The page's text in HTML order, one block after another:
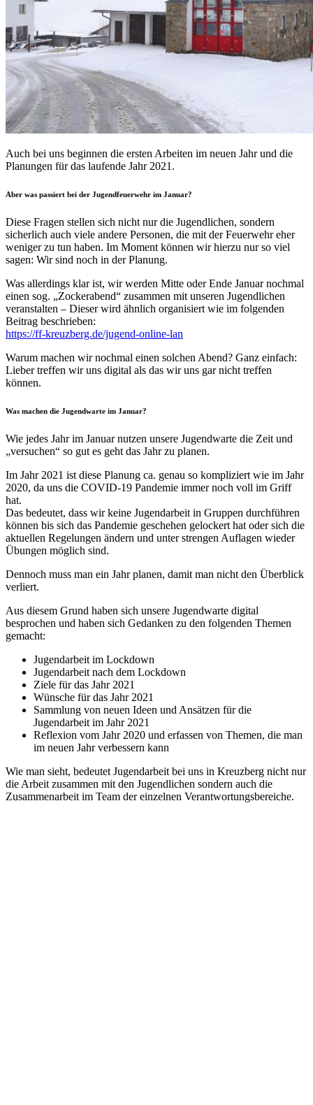
Auch bei uns beginnen die ersten Arbeiten im neuen Jahr und die
Planungen für das laufende Jahr 2021.
Aber was passiert bei der Jugendfeuerwehr im Januar?
Diese Fragen stellen sich nicht nur die Jugendlichen, sondern
sicherlich auch viele andere Personen, die mit der Feuerwehr eher
weniger zu tun haben. Im Moment können wir hierzu nur so viel
sagen: Wir sind noch in der Planung.
Was allerdings klar ist, wir werden Mitte oder Ende Januar nochmal
einen sog. „Zockerabend“ zusammen mit unseren Jugendlichen
veranstalten – Dieser wird ähnlich organisiert wie im folgenden
Beitrag beschrieben:
https://ff-kreuzberg.de/jugend-online-lan
Warum machen wir nochmal einen solchen Abend? Ganz einfach:
Lieber treffen wir uns digital als das wir uns gar nicht treffen
können.
Was machen die Jugendwarte im Januar?
Wie jedes Jahr im Januar nutzen unsere Jugendwarte die Zeit und
„versuchen“ so gut es geht das Jahr zu planen.
Im Jahr 2021 ist diese Planung ca. genau so kompliziert wie im Jahr
2020, da uns die COVID-19 Pandemie immer noch voll im Griff
hat.
Das bedeutet, dass wir keine Jugendarbeit in Gruppen durchführen
können bis sich das Pandemie geschehen gelockert hat oder sich die
aktuellen Regelungen ändern und unter strengen Auflagen wieder
Übungen möglich sind.
Dennoch muss man ein Jahr planen, damit man nicht den Überblick
verliert.
Aus diesem Grund haben sich unsere Jugendwarte digital
besprochen und haben sich Gedanken zu den folgenden Themen
gemacht:
Jugendarbeit im Lockdown
Jugendarbeit nach dem Lockdown
Ziele für das Jahr 2021
Wünsche für das Jahr 2021
Sammlung von neuen Ideen und Ansätzen für die
Jugendarbeit im Jahr 2021
Reflexion vom Jahr 2020 und erfassen von Themen, die man
im neuen Jahr verbessern kann
Wie man sieht, bedeutet Jugendarbeit bei uns in Kreuzberg nicht nur
die Arbeit zusammen mit den Jugendlichen sondern auch die
Zusammenarbeit im Team der einzelnen Verantwortungsbereiche.